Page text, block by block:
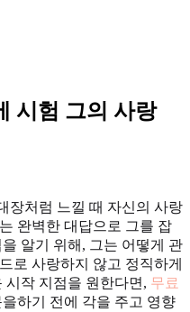
시험 그의 사랑
장처럼 느낄 때 자신의 사랑
완벽한 대답으로 그를 잡
알기 위해, 그는 어떻게 관
로 사랑하지 않고 정직하게
시작 지점을 원한다면, 무료
하기 전에 각을 주고 영향